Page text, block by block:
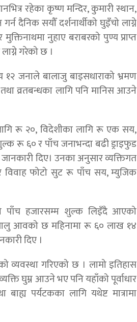
रहेका कृष्ण मन्दिर, कुमारी स्थान,
दैनिक सयौँ दर्शनार्थीको घुइँचो लाग्ने
नुहाए बराबरको पुण्य प्राप्त
गरेको छ ।
जनाले बालाजु बाइसधाराको भ्रमण
व्रतबन्धका लागि पनि मानिस आउने
रू २०, विदेशीका लागि रू एक सय,
रू ६० र पाँच जनाभन्दा बढी ड्राइफुड
दिए। उनका अनुसार व्यक्तिगत
फोटो सुट रू पाँच सय, म्युजिक
पाँच हजारसम्म शुल्क लिइँदै आएको
आवको छ महिनामा रू ६० लाख १४
दिए ।
व्यवस्था गरिएको छ । लामो इतिहास
घुम्न आउने भए पनि यहाँको पूर्वाधार
पर्यटकका लागि यथेष्ट मात्रामा